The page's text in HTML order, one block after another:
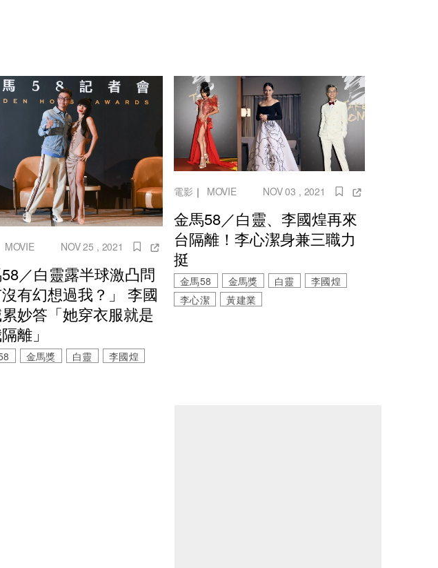
MOVIE NOV 25 , 2021
／白靈露半球激凸問
沒有幻想過我？」 李國
妙答「她穿衣服就是
離」
金馬獎 白靈 李國煌
電影 ｜ MOVIE NOV 03 , 2021
金馬58／白靈、李國煌再來
台隔離！李心潔身兼三職力
挺
金馬58 金馬獎 白靈
李國煌
李心潔
黃建業